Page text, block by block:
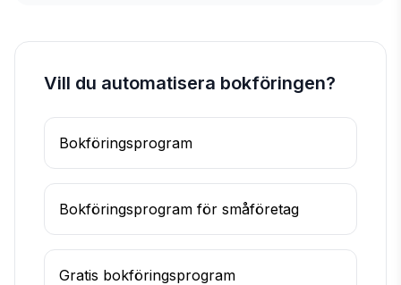
Vill du automatisera bokföringen?
Bokföringsprogram
Bokföringsprogram för småföretag
Gratis bokföringsprogram